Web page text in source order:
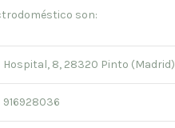
son:
Hospital, 8, 28320 Pinto (Madrid)
916928036